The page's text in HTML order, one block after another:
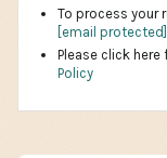
To process your
[email protected]
Please click
Policy